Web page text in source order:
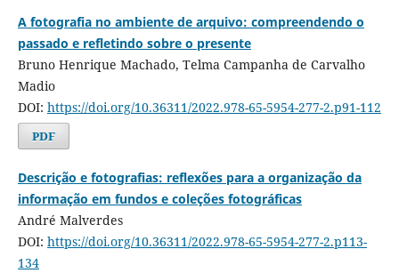
A fotografia no ambiente de arquivo: compreendendo o
passado e refletindo sobre o presente
Bruno Henrique Machado, Telma Campanha de Carvalho
Madio
DOI: https://doi.org/10.36311/2022.978-65-5954-277-2.p91-112
PDF
Descrição e fotografias: reflexões para a organização da
informação em fundos e coleções fotográficas
André Malverdes
DOI: https://doi.org/10.36311/2022.978-65-5954-277-2.p113-
134